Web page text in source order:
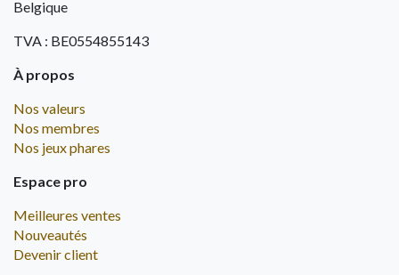
Belgique
TVA : BE0554855143
À propos
Nos valeurs
Nos membres
Nos jeux phares
Espace pro
Meilleures ventes
Nouveautés
Devenir client